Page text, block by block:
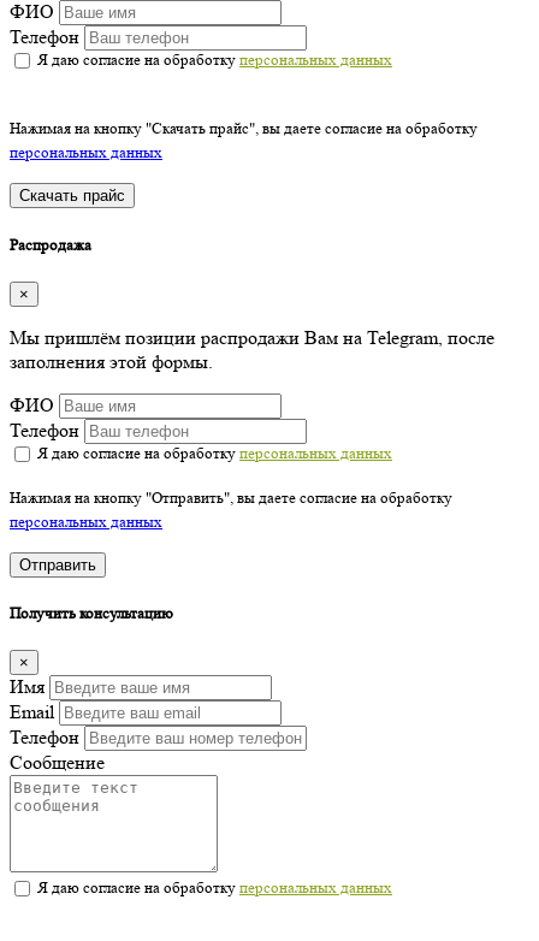
ФИО
Телефон
Я даю согласие на обработку персональных данных
Нажимая на кнопку "Скачать прайс", вы даете согласие на обработку
персональных данных
Скачать прайс
Распродажа
×
Мы пришлём позиции распродажи Вам на Telegram, после
заполнения этой формы.
ФИО
Телефон
Я даю согласие на обработку персональных данных
Нажимая на кнопку "Отправить", вы даете согласие на обработку
персональных данных
Отправить
Получить консультацию
×
Имя
Email
Телефон
Сообщение
Я даю согласие на обработку персональных данных